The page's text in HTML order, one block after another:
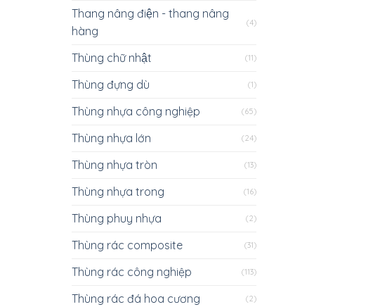
Thang nâng điện - thang nâng
hàng
(4)
Thùng chữ nhật (11)
Thùng đựng dù (1)
Thùng nhựa công nghiệp (65)
Thùng nhựa lớn (24)
Thùng nhựa tròn (13)
Thùng nhựa trong (16)
Thùng phuy nhựa (2)
Thùng rác composite (31)
Thùng rác công nghiệp (113)
Thùng rác đá hoa cương (2)